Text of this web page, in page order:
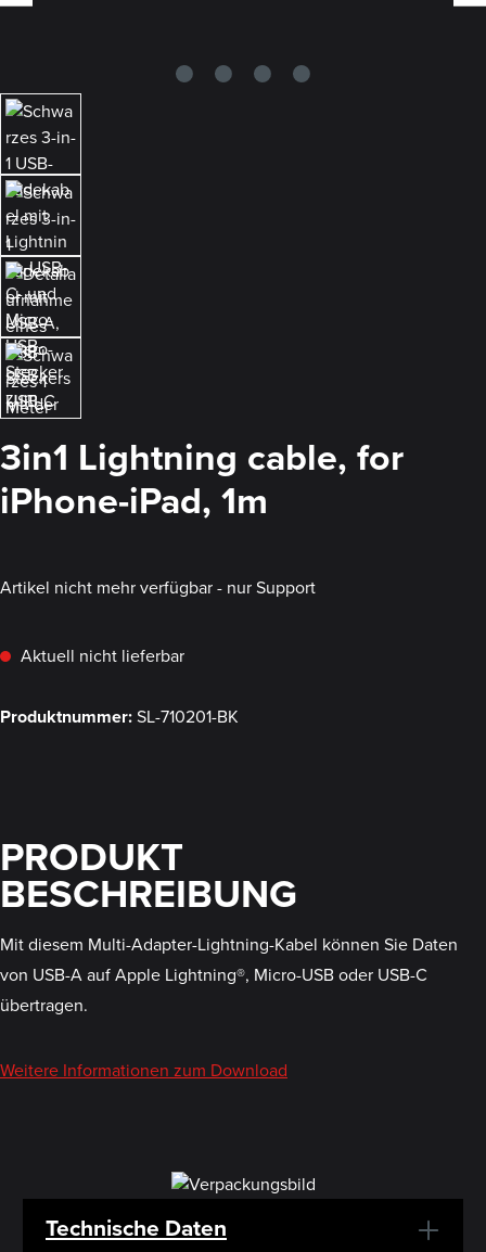
3in1 Lightning cable, for
iPhone-iPad, 1m
Artikel nicht mehr verfügbar - nur Support
Aktuell nicht lieferbar
Produktnummer:SL-710201-BK
PRODUKT
BESCHREIBUNG
Mit diesem Multi-Adapter-Lightning-Kabel können Sie Daten
von USB-A auf Apple Lightning®, Micro-USB oder USB-C
übertragen.
Weitere Informationen zum Download
Technische Daten